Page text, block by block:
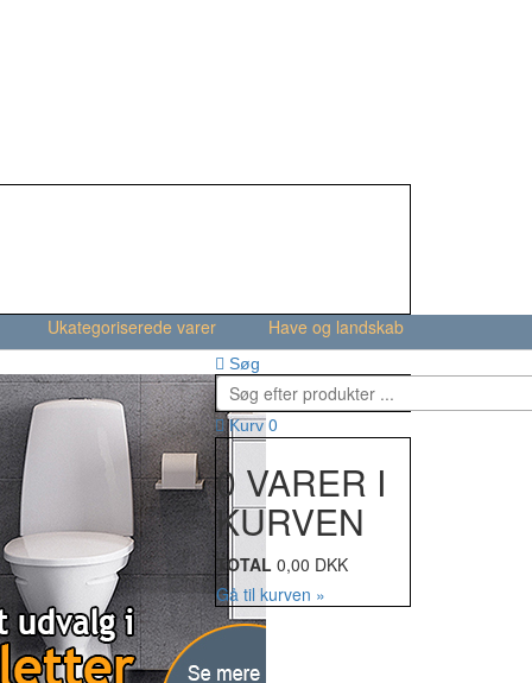
Ukategoriserede varer Have og landskab
Søg
Kurv 0
0 VARER I
KURVEN
TOTAL 0,00 DKK
Gå til kurven »